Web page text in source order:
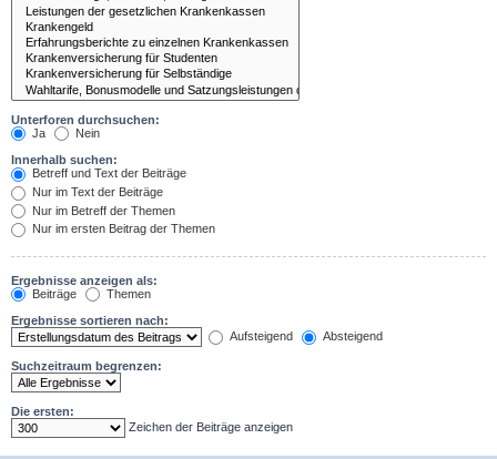
Unterforen durchsuchen:
Ja
Nein
Innerhalb suchen:
Betreff und Text der Beiträge
Nur im Text der Beiträge
Nur im Betreff der Themen
Nur im ersten Beitrag der Themen
Ergebnisse anzeigen als:
Beiträge
Themen
Ergebnisse sortieren nach:
Aufsteigend
Absteigend
Suchzeitraum begrenzen:
Die ersten:
Zeichen der Beiträge anzeigen